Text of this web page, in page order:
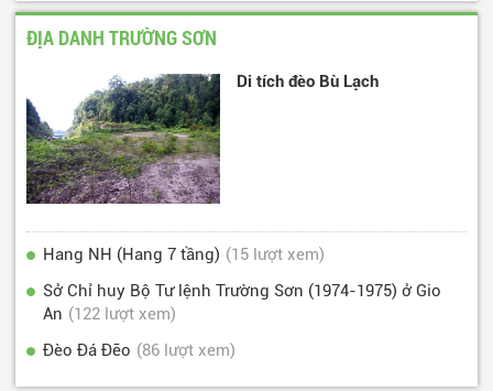
ĐỊA DANH TRƯỜNG SƠN
Di tích đèo Bù Lạch
Hang NH (Hang 7 tầng) (15 lượt xem)
Sở Chỉ huy Bộ Tư lệnh Trường Sơn (1974-1975) ở Gio
An (122 lượt xem)
Đèo Đá Đẽo (86 lượt xem)